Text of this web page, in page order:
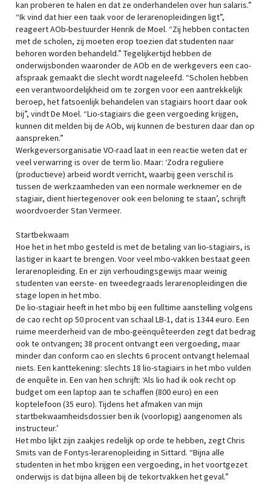
kan proberen te halen en dat ze onderhandelen over hun salaris.”
“Ik vind dat hier een taak voor de lerarenopleidingen ligt”,
reageert AOb-bestuurder Henrik de Moel. “Zij hebben contacten
met de scholen, zij moeten erop toezien dat studenten naar
behoren worden behandeld.” Tegelijkertijd hebben de
onderwijsbonden waaronder de AOb en de werkgevers een cao-
afspraak gemaakt die slecht wordt nageleefd. “Scholen hebben
een verantwoordelijkheid om te zorgen voor een aantrekkelijk
beroep, het fatsoenlijk behandelen van stagiairs hoort daar ook
bij”, vindt De Moel. “Lio-stagiairs die geen vergoeding krijgen,
kunnen dit melden bij de AOb, wij kunnen de besturen daar dan op
aanspreken.”
Werkgeversorganisatie VO-raad laat in een reactie weten dat er
veel verwarring is over de term lio. Maar: ‘Zodra reguliere
(productieve) arbeid wordt verricht, waarbij geen verschil is
tussen de werkzaamheden van een normale werknemer en de
stagiair, dient hiertegenover ook een beloning te staan’, schrijft
woordvoerder Stan Vermeer.
Startbekwaam
Hoe het in het mbo gesteld is met de betaling van lio-stagiairs, is
lastiger in kaart te brengen. Voor veel mbo-vakken bestaat geen
lerarenopleiding. En er zijn verhoudingsgewijs maar weinig
studenten van eerste- en tweedegraads lerarenopleidingen die
stage lopen in het mbo.
De lio-stagiair heeft in het mbo bij een fulltime aanstelling volgens
de cao recht op 50 procent van schaal LB-1, dat is 1344 euro. Een
ruime meerderheid van de mbo-geënquêteerden zegt dat bedrag
ook te ontvangen; 38 procent ontvangt een vergoeding, maar
minder dan conform cao en slechts 6 procent ontvangt helemaal
niets. Een kanttekening: slechts 18 lio-stagiairs in het mbo vulden
de enquête in. Een van hen schrijft: ‘Als lio had ik ook recht op
budget om een laptop aan te schaffen (800 euro) en een
koptelefoon (35 euro). Tijdens het afmaken van mijn
startbekwaamheidsdossier ben ik (voorlopig) aangenomen als
instructeur.’
Het mbo lijkt zijn zaakjes redelijk op orde te hebben, zegt Chris
Smits van de Fontys-lerarenopleiding in Sittard. “Bijna alle
studenten in het mbo krijgen een vergoeding, in het voortgezet
onderwijs is dat bijna alleen bij de tekortvakken het geval.”